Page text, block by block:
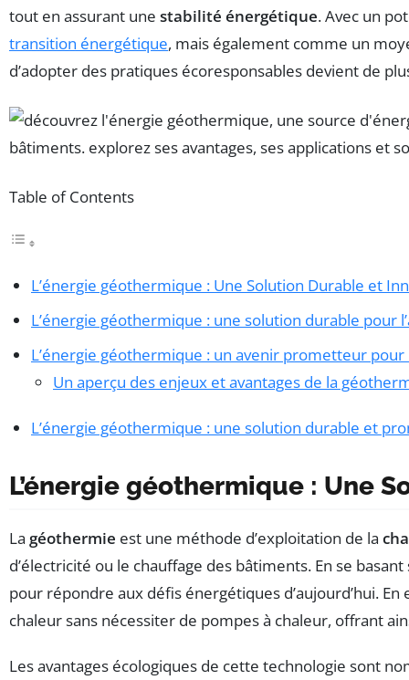
tout en assurant une stabilité énergétique. Avec un
transition énergétique, mais également comme un
d’adopter des pratiques écoresponsables devient de
Table of Contents
L’énergie géothermique : Une Solution Durable et
L’énergie géothermique : une solution durable pour
L’énergie géothermique : un avenir prometteur
Un aperçu des enjeux et avantages de la
L’énergie géothermique : une solution durable et
L’énergie géothermique : Une
La géothermie est une méthode d’exploitation de la
d’électricité ou le chauffage des bâtiments. En se
pour répondre aux défis énergétiques d’aujourd’hui.
chaleur sans nécessiter de pompes à chaleur, offrant
Les avantages écologiques de cette technologie sont